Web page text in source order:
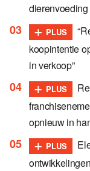
+ PLUS
koopintentie
in verkoop”
+ PLUS
opnieuw in
+ PLUS